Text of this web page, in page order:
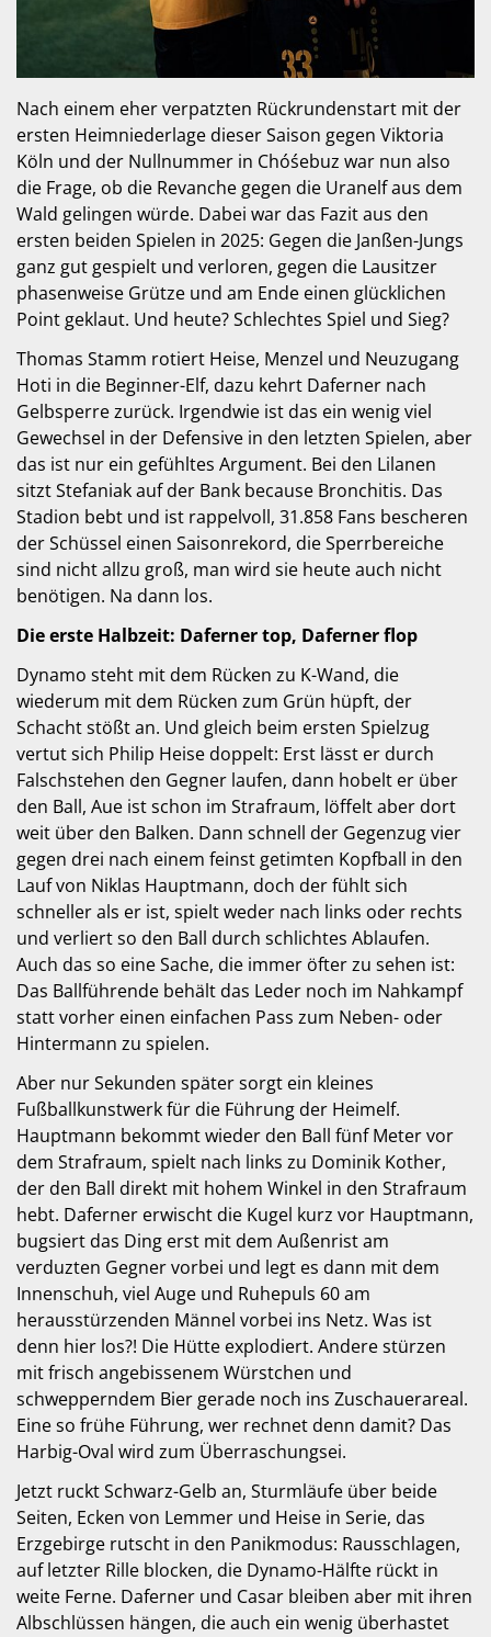
Nach einem eher verpatzten Rückrundenstart mit der
ersten Heimniederlage dieser Saison gegen Viktoria
Köln und der Nullnummer in Chóśebuz war nun also
die Frage, ob die Revanche gegen die Uranelf aus dem
Wald gelingen würde. Dabei war das Fazit aus den
ersten beiden Spielen in 2025: Gegen die Janßen-Jungs
ganz gut gespielt und verloren, gegen die Lausitzer
phasenweise Grütze und am Ende einen glücklichen
Point geklaut. Und heute? Schlechtes Spiel und Sieg?
Thomas Stamm rotiert Heise, Menzel und Neuzugang
Hoti in die Beginner-Elf, dazu kehrt Daferner nach
Gelbsperre zurück. Irgendwie ist das ein wenig viel
Gewechsel in der Defensive in den letzten Spielen, aber
das ist nur ein gefühltes Argument. Bei den Lilanen
sitzt Stefaniak auf der Bank because Bronchitis. Das
Stadion bebt und ist rappelvoll, 31.858 Fans bescheren
der Schüssel einen Saisonrekord, die Sperrbereiche
sind nicht allzu groß, man wird sie heute auch nicht
benötigen. Na dann los.
Die erste Halbzeit: Daferner top, Daferner flop
Dynamo steht mit dem Rücken zu K-Wand, die
wiederum mit dem Rücken zum Grün hüpft, der
Schacht stößt an. Und gleich beim ersten Spielzug
vertut sich Philip Heise doppelt: Erst lässt er durch
Falschstehen den Gegner laufen, dann hobelt er über
den Ball, Aue ist schon im Strafraum, löffelt aber dort
weit über den Balken. Dann schnell der Gegenzug vier
gegen drei nach einem feinst getimten Kopfball in den
Lauf von Niklas Hauptmann, doch der fühlt sich
schneller als er ist, spielt weder nach links oder rechts
und verliert so den Ball durch schlichtes Ablaufen.
Auch das so eine Sache, die immer öfter zu sehen ist:
Das Ballführende behält das Leder noch im Nahkampf
statt vorher einen einfachen Pass zum Neben- oder
Hintermann zu spielen.
Aber nur Sekunden später sorgt ein kleines
Fußballkunstwerk für die Führung der Heimelf.
Hauptmann bekommt wieder den Ball fünf Meter vor
dem Strafraum, spielt nach links zu Dominik Kother,
der den Ball direkt mit hohem Winkel in den Strafraum
hebt. Daferner erwischt die Kugel kurz vor Hauptmann,
bugsiert das Ding erst mit dem Außenrist am
verduzten Gegner vorbei und legt es dann mit dem
Innenschuh, viel Auge und Ruhepuls 60 am
herausstürzenden Männel vorbei ins Netz. Was ist
denn hier los?! Die Hütte explodiert. Andere stürzen
mit frisch angebissenem Würstchen und
schwepperndem Bier gerade noch ins Zuschauerareal.
Eine so frühe Führung, wer rechnet denn damit? Das
Harbig-Oval wird zum Überraschungsei.
Jetzt ruckt Schwarz-Gelb an, Sturmläufe über beide
Seiten, Ecken von Lemmer und Heise in Serie, das
Erzgebirge rutscht in den Panikmodus: Rausschlagen,
auf letzter Rille blocken, die Dynamo-Hälfte rückt in
weite Ferne. Daferner und Casar bleiben aber mit ihren
Albschlüssen hängen, die auch ein wenig überhastet